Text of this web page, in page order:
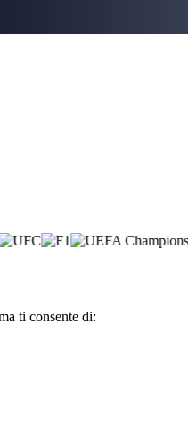
ti consente di: